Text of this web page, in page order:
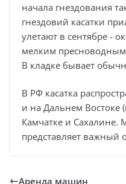
начала гнездования
гнездовий касатки
улетают в сентябре -
мелким
В кладке бывает
В РФ касатка
и на Дальнем Востоке
Камчатке и Сахалине.
представляет важный
Аренда машин